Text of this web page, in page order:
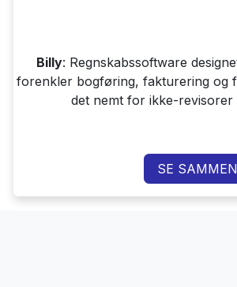
Billy: Regnskabssoftware
forenkler bogføring, fakturering og
det nemt for ikke-revisorer
SE